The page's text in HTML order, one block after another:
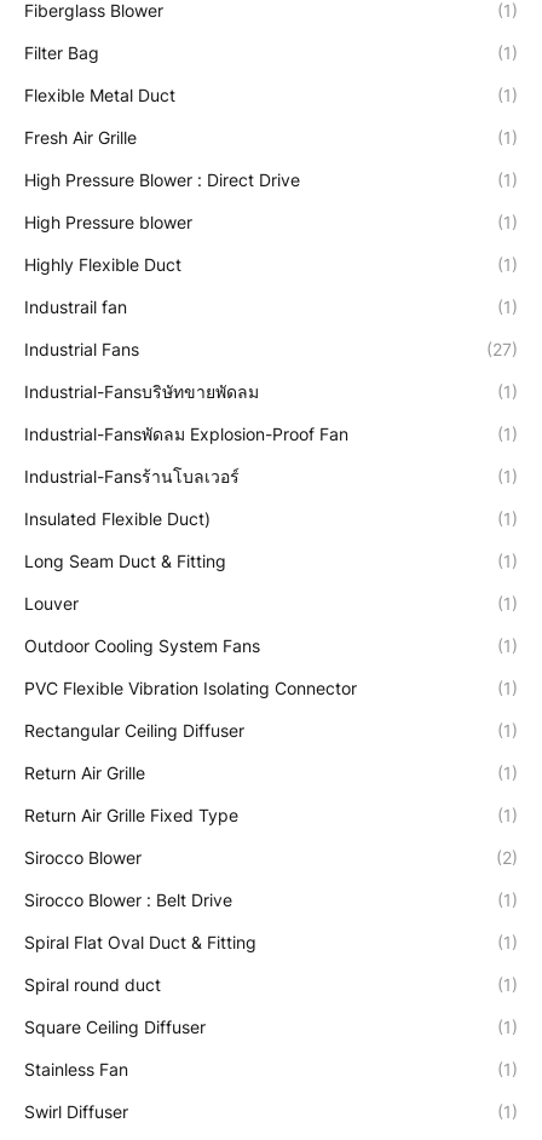
Fiberglass Blower (1)
Filter Bag (1)
Flexible Metal Duct (1)
Fresh Air Grille (1)
High Pressure Blower : Direct Drive (1)
High Pressure blower (1)
Highly Flexible Duct (1)
Industrail fan (1)
Industrial Fans (27)
Industrial-Fansบริษัทขายพัดลม (1)
Industrial-Fansพัดลม Explosion-Proof Fan (1)
Industrial-Fansร้านโบลเวอร์ (1)
Insulated Flexible Duct) (1)
Long Seam Duct & Fitting (1)
Louver (1)
Outdoor Cooling System Fans (1)
PVC Flexible Vibration Isolating Connector (1)
Rectangular Ceiling Diffuser (1)
Return Air Grille (1)
Return Air Grille Fixed Type (1)
Sirocco Blower (2)
Sirocco Blower : Belt Drive (1)
Spiral Flat Oval Duct & Fitting (1)
Spiral round duct (1)
Square Ceiling Diffuser (1)
Stainless Fan (1)
Swirl Diffuser (1)